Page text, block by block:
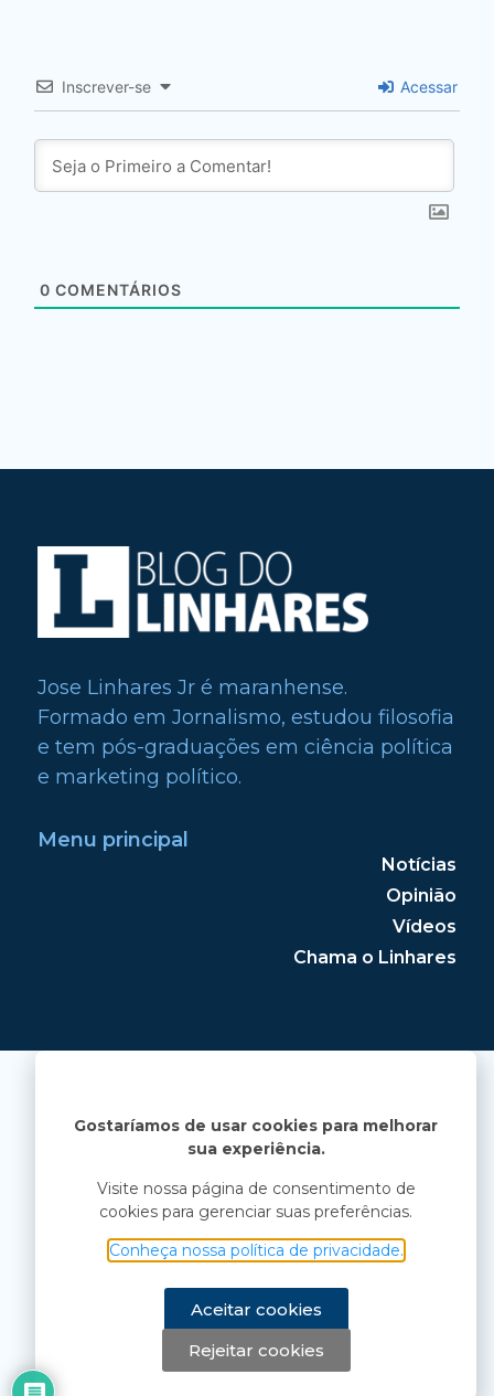
Inscrever-se Acessar
0 COMENTÁRIOS
Jose Linhares Jr é maranhense.
Formado em Jornalismo, estudou filosofia
e tem pós-graduações em ciência política
e marketing político.
Menu principal
Notícias
Opinião
Vídeos
Chama o Linhares
Gostaríamos de usar cookies para melhorar
sua experiência.
Visite nossa página de consentimento de
cookies para gerenciar suas preferências.
Conheça nossa política de privacidade.
Aceitar cookies
Rejeitar cookies